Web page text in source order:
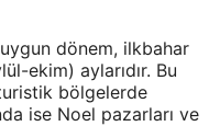
dönem, ilkbahar
ekim) aylarıdır. Bu
bölgelerde
ise Noel pazarları ve